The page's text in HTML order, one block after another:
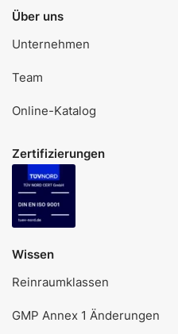
Über uns
Unternehmen
Team
Online-Katalog
Zertifizierungen
Wissen
Reinraumklassen
GMP Annex 1 Änderungen